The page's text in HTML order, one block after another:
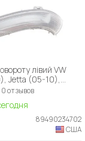
лівий VW
Jetta (05-10),
Sharan (95-10)
DPA
0 отзывов
89490234702
США